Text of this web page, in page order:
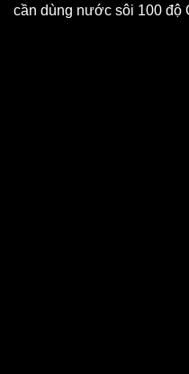
cần dùng nước sôi 100 độ